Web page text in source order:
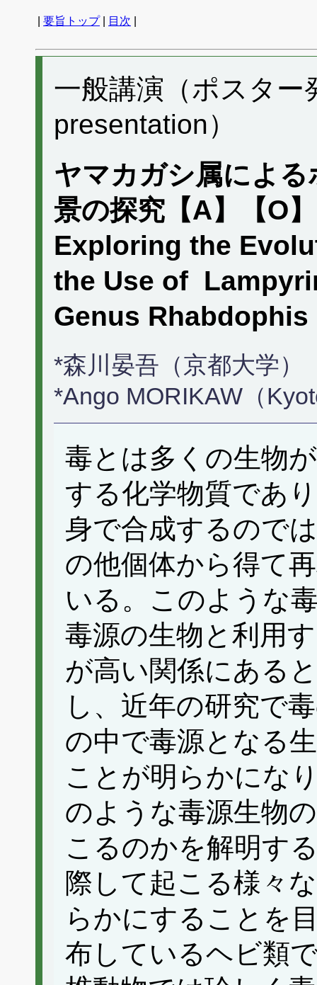
要旨トップ| 目次
一般講演（ポスタ
presentation）
ヤマカガシ属によ
景の探究【A】【O】
Exploring the
the Use of
Genus Rhabdophis
*森川晏吾（京都大学）
*Ango MORIKAW（
毒とは多くの生物
する化学物質であ
身で合成するので
の他個体から得て
いる。このような
毒源の生物と利用
が高い関係にある
し、近年の研究で
の中で毒源となる
ことが明らかにな
のような毒源生物
こるのかを解明す
際して起こる様々
らかにすることを
布しているヘビ類